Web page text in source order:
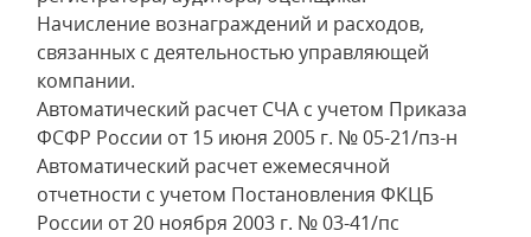
Начисление вознаграждений и расходов,
связанных с деятельностью управляющей
компании.
Автоматический расчет СЧА с учетом Приказа
ФСФР России от 15 июня 2005 г. № 05-21/пз-н
Автоматический расчет ежемесячной
отчетности с учетом Постановления ФКЦБ
России от 20 ноября 2003 г. № 03-41/пс